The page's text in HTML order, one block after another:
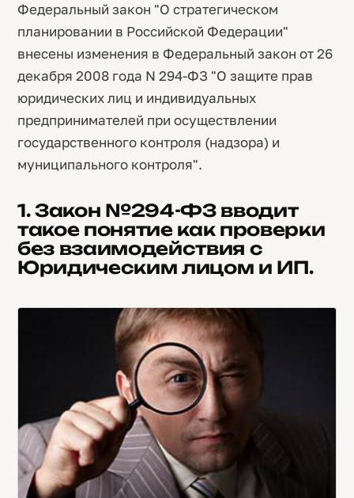
Федеральный закон "О стратегическом
планировании в Российской Федерации"
внесены изменения в Федеральный закон от 26
декабря 2008 года N 294-ФЗ "О защите прав
юридических лиц и индивидуальных
предпринимателей при осуществлении
государственного контроля (надзора) и
муниципального контроля".
1. Закон №294-ФЗ вводит
такое понятие как проверки
без взаимодействия с
Юридическим лицом и ИП.